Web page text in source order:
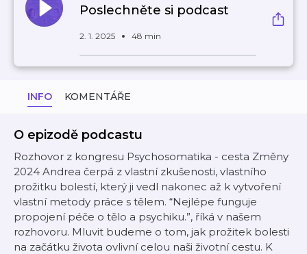
Poslechněte si podcast
2. 1. 2025 48 min
INFO KOMENTÁŘE
O epizodě podcastu
Rozhovor z kongresu Psychosomatika - cesta Změny
2024 Andrea čerpá z vlastní zkušenosti, vlastního
prožitku bolestí, který ji vedl nakonec až k vytvoření
vlastní metody práce s tělem. “Nejlépe funguje
propojení péče o tělo a psychiku.”, říká v našem
rozhovoru. Mluvit budeme o tom, jak prožitek bolesti
na začátku života ovlivní celou naši životní cestu. K